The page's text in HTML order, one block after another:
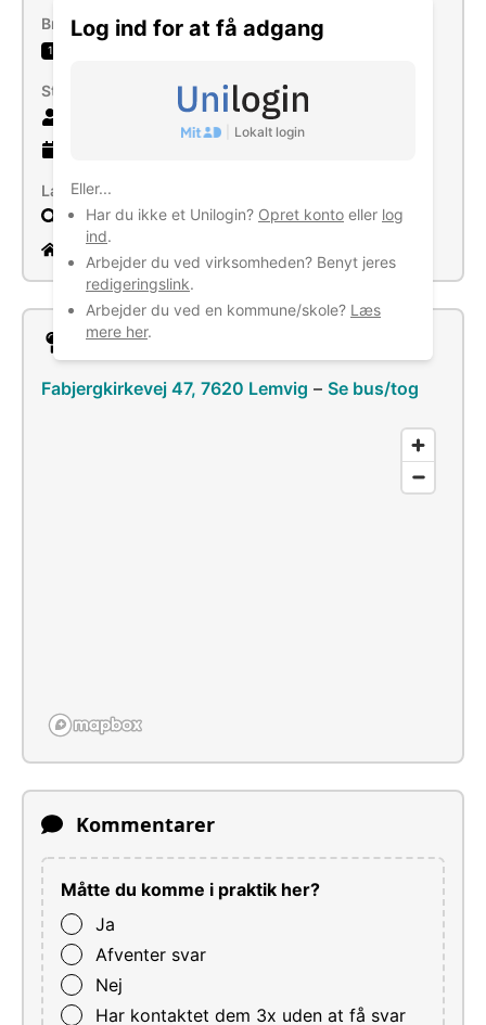
Log ind for at få adgang
Lokalt login
Eller...
Har du ikke et Unilogin? Opret konto eller log
ind.
Arbejder du ved virksomheden? Benyt jeres
redigeringslink.
Arbejder du ved en kommune/skole? Læs
mere her.
Brancher
1
Størrelse
Læs mere
Søg
www.hedevangoutdoor.dk
Lokation
Fabjergkirkevej 47, 7620 Lemvig – Se bus/tog
Kommentarer
Måtte du komme i praktik her?
Ja
Afventer svar
Nej
Har kontaktet dem 3x uden at få svar